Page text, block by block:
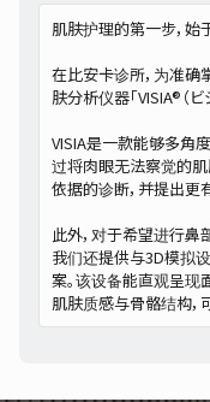
肌肤护理的第一步，始
在比安卡诊所，为准确
肤分析仪器「VISIA®（ビジ
VISIA是一款能够多角
过将肉眼无法察觉的
依据的诊断，并提出更
此外，对于希望进行鼻
我们还提供与3D模拟设
案。该设备能直观呈现
肌肤质感与骨骼结构，